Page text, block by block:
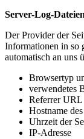
Server-Log-Dateien
Der Provider der
Informationen in so
automatisch an uns
Browsertyp
verwendetes
Referrer URL
Hostname
Uhrzeit der
IP-Adresse